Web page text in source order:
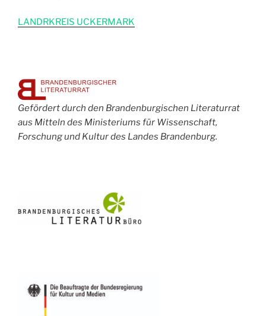
LANDRKREIS UCKERMARK
Gefördert durch den Brandenburgischen Literaturrat
aus Mitteln des Ministeriums für Wissenschaft,
Forschung und Kultur des Landes Brandenburg.